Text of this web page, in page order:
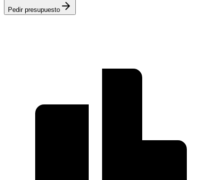
Pedir presupuesto